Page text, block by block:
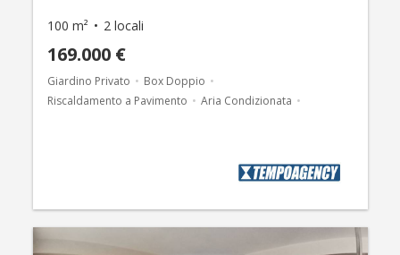
100 m² 2 locali
169.000 €
Giardino Privato
Box Doppio
Riscaldamento a Pavimento
Aria Condizionata